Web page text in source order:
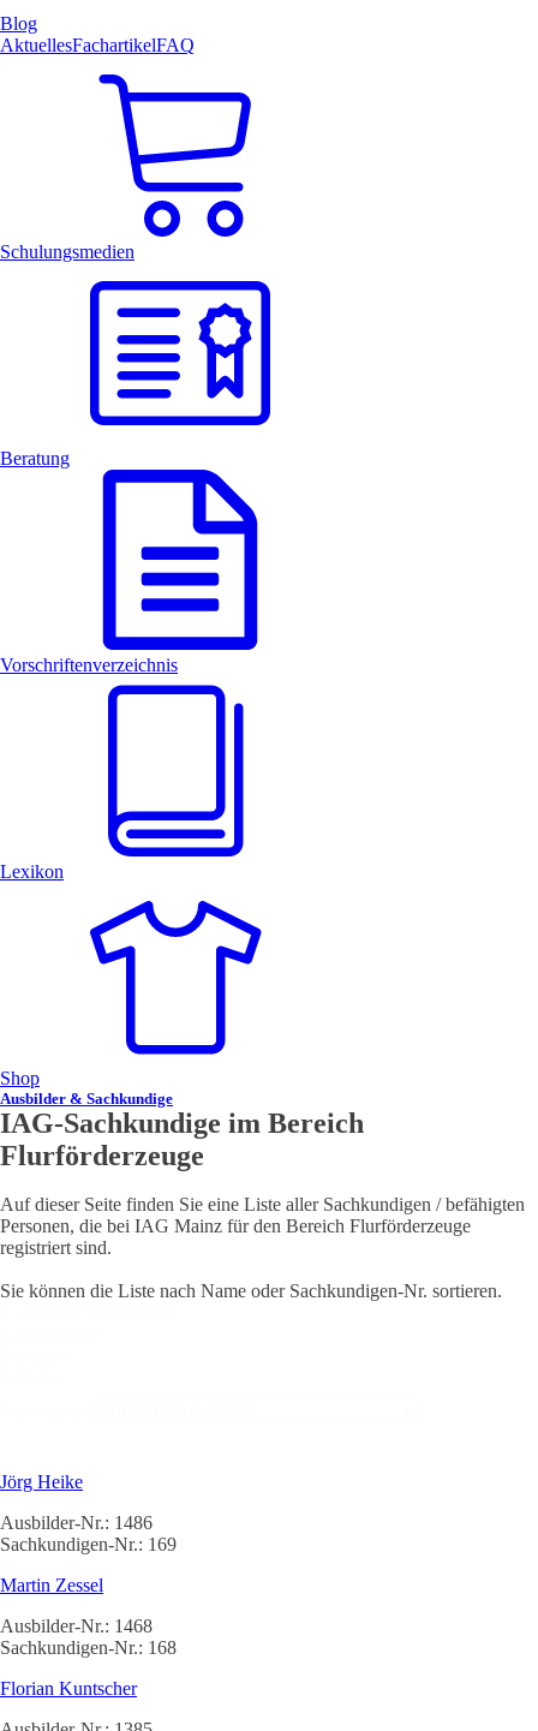
Blog
AktuellesFachartikelFAQ
Schulungs­medien
Beratung
Vorschriften­verzeichnis
Lexikon
Shop
Ausbilder & Sachkundige
IAG-Sachkundige im Bereich
Flurförderzeuge
Auf dieser Seite finden Sie eine Liste aller Sachkundigen / befähigten
Personen, die bei IAG Mainz für den Bereich Flurförderzeuge
registriert sind.
Sie können die Liste nach Name oder Sachkundigen-Nr. sortieren.
Jörg Heike
Ausbilder-Nr.: 1486
Sachkundigen-Nr.: 169
Martin Zessel
Ausbilder-Nr.: 1468
Sachkundigen-Nr.: 168
Florian Kuntscher